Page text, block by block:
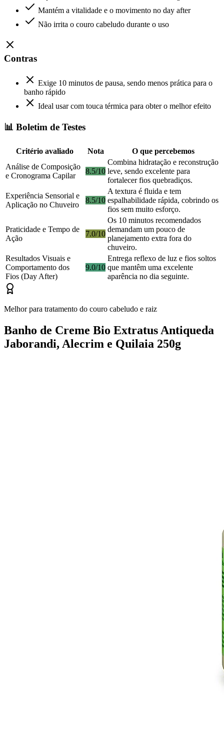
Mantém a vitalidade e o movimento no day after
Não irrita o couro cabeludo durante o uso
Contras
Exige 10 minutos de pausa, sendo menos prática para o
banho rápido
Ideal usar com touca térmica para obter o melhor efeito
📊 Boletim de Testes
Critério avaliado Nota
O que percebemos
Análise de Composição
e Cronograma Capilar
8.5/10
Combina hidratação e reconstrução
leve, sendo excelente para
fortalecer fios quebradiços.
Experiência Sensorial e
Aplicação no Chuveiro
8.5/10
A textura é fluida e tem
espalhabilidade rápida, cobrindo os
fios sem muito esforço.
Praticidade e Tempo de
Ação
7.0/10
Os 10 minutos recomendados
demandam um pouco de
planejamento extra fora do
chuveiro.
Resultados Visuais e
Comportamento dos
Fios (Day After)
9.0/10
Entrega reflexo de luz e fios soltos
que mantêm uma excelente
aparência no dia seguinte.
Melhor para tratamento do couro cabeludo e raiz
Banho de Creme Bio Extratus Antiqueda
Jaborandi, Alecrim e Quilaia 250g